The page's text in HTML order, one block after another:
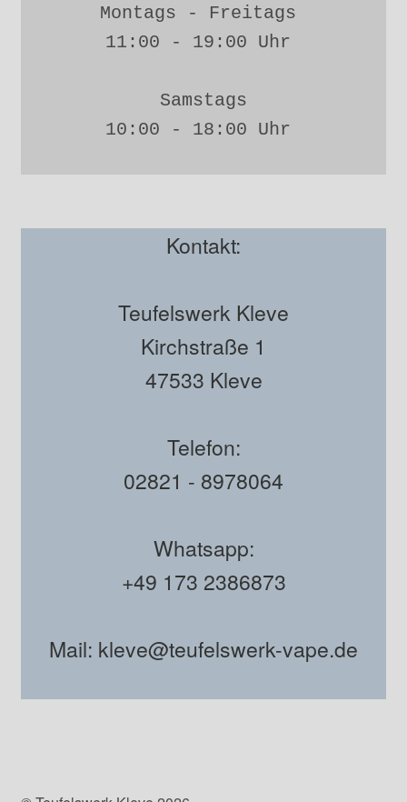
Montags - Freitags
11:00 - 19:00 Uhr
Samstags
10:00 - 18:00 Uhr
Kontakt:
Teufelswerk Kleve
Kirchstraße 1
47533 Kleve
Telefon:
02821 - 8978064
Whatsapp:
+49 173 2386873
Mail: kleve@teufelswerk-vape.de